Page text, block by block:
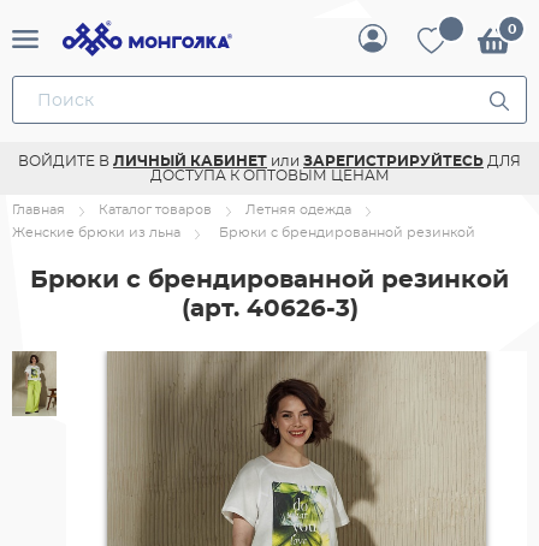
ВОЙДИТЕ В ЛИЧНЫЙ КАБИНЕТ или ЗАРЕГИСТРИРУЙТЕСЬ ДЛЯ
ДОСТУПА К ОПТОВЫМ ЦЕНАМ
Главная Каталог товаров
Летняя одежда
Женские брюки из льна
Брюки с брендированной резинкой
Брюки с брендированной резинкой
(арт. 40626-3)